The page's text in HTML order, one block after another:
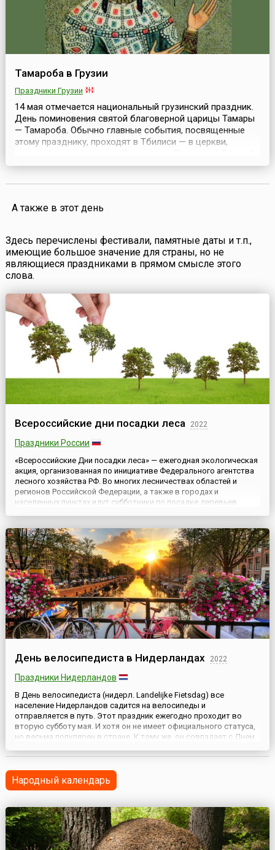
Тамароба в Грузии
Праздники Грузии
14 мая отмечается национальный грузинский праздник.
День поминовения святой благоверной царицы Тамары
— Тамароба. Обычно главные события, посвященные
этому празднику, проходят в Тбилиси — в церкви,
Матери и в Ахалцихе (Южной Грузии). Также
А также в этот день
Здесь перечислены фестивали, памятные даты и т.п.,
имеющие большое значение для страны, но не
являющиеся праздниками в прямом смысле этого
слова.
Всероссийские дни посадки леса 2022
Праздники России
«Всероссийские Дни посадки леса» — ежегодная экологическая
акция, организованная по инициативе Федерального агентства
лесного хозяйства РФ. Во многих лесничествах областей и
регионов Российской Федерации, а также в городах и
населенных пунктах идут субботники по посадке деревьев.
посадк...
День велосипедиста в Нидерландах 2022
Праздники Нидерландов
В День велосипедиста (нидерл. Landelijke Fietsdag) все
население Нидерландов садится на велосипеды и
отправляется в путь. Этот праздник ежегодно проходит во
вторую субботу мая. И хотя он не имеет официального статуса,
но весьма популярен в стране. К тому же, он совпадает с Днем
туристов включаются посещения ветряных мельниц, которые
являются одним...
Народный календарь